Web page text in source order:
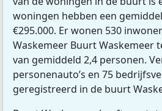
woningen hebben een
€295.000. Er wonen 530
Waskemeer Buurt Waskemeer
van gemiddeld 2,4 personen.
personenauto’s en 75
geregistreerd in de buurt